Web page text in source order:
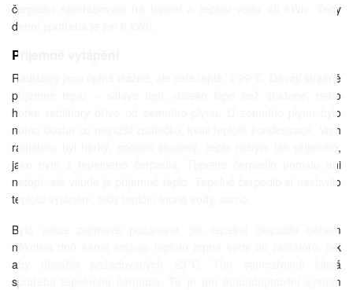
čerpadlo spotřebovalo na topení a teplou vodu 40 kWh. Tedy
denní spotřeba je jen 6 kWh.
Příjemné vytápění
Radiátory jsou úplně vlažné, ale celé teplé, + 29°C. Dávají strašně
příjemné teplo – sálavé topí, daleko lépe než studené, nebo
horké radiátory dříve od zemního plynu. U zemního plynu bylo
nutno dostat co nejnižší zpátečku, kvůli teplotě kondenzace. Vrch
radiátoru byl horký, spodek studený, teplo nebylo tak příjemné,
jako nyní z tepelného čerpadla. Tepelné čerpadlo pomalu ani
netopí, ale všude je příjemné teplo. Tepelné čerpadlo si nastavilo
teplotu vytápění, tedy teplotu topné vody, samo.
Bylo velice zajímavé pozorovat, jak tepelné čerpadlo během
několika dnů samo snižuje teplotu topné vody do radiátorů, tak
aby dosáhlo požadovaných 23°C. Tím samozřejmě klesá
spotřeba tepelného čerpadla. To je ten autoadaptabilní systém